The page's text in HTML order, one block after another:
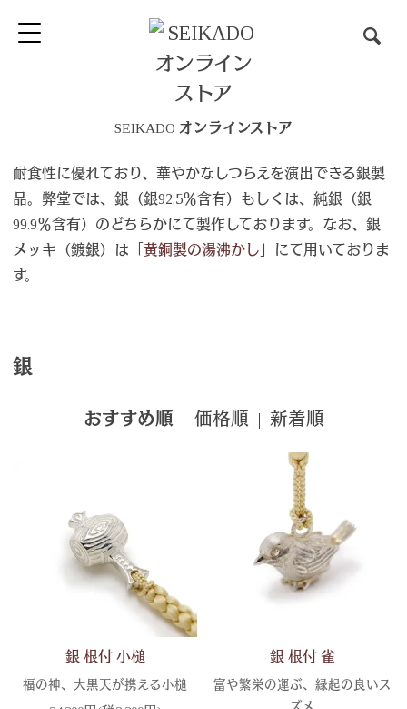
SEIKADO オンラインストア
耐食性に優れており、華やかなしつらえを演出できる銀製
品。弊堂では、銀（銀92.5％含有）もしくは、純銀（銀
99.9％含有）のどちらかにて製作しております。なお、銀
メッキ（鍍銀）は「 黄銅製の湯沸かし 」にて用いておりま
す。
銀
おすすめ順 | 価格順 | 新着順
銀 根付 小槌
福の神、大黒天が携える小槌
銀 根付 雀
富や繁栄の運ぶ、縁起の良いス